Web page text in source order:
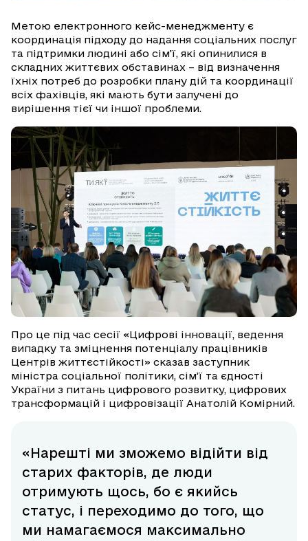
Метою електронного кейс-менеджменту є
координація підходу до надання соціальних послуг
та підтримки людині або сім’ї, які опинилися в
складних життєвих обставинах – від визначення
їхніх потреб до розробки плану дій та координації
всіх фахівців, які мають бути залучені до
вирішення тієї чи іншої проблеми.
Про це під час сесії «Цифрові інновації, ведення
випадку та зміцнення потенціалу працівників
Центрів життєстійкості» сказав заступник
міністра соціальної політики, сім’ї та єдності
України з питань цифрового розвитку, цифрових
трансформацій і цифровізації Анатолій Комірний.
«Нарешті ми зможемо відійти від
старих факторів, де люди
отримують щось, бо є якийсь
статус, і переходимо до того, що
ми намагаємося максимально